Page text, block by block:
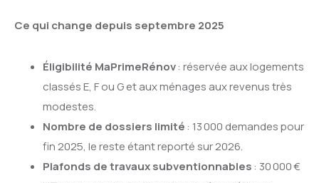
Ce qui change depuis septembre 2025
Éligibilité MaPrimeRénov: réservée aux logements
classés E, F ou G et aux ménages aux revenus très
modestes.
Nombre de dossiers limité : 13 000 demandes pour
fin 2025, le reste étant reporté sur 2026.
Plafonds de travaux subventionnables : 30 000 €